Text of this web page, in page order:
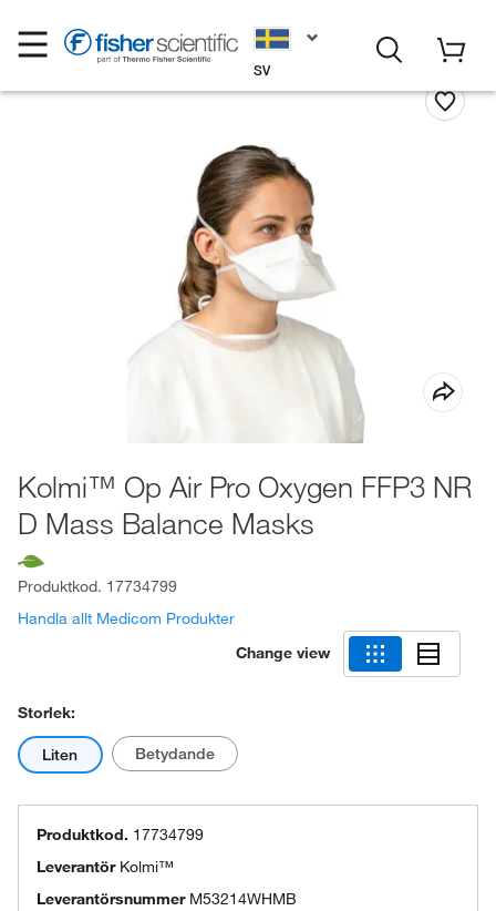
SV
Kolmi™ Op Air Pro Oxygen FFP3 NR
D Mass Balance Masks
Produktkod. 17734799
Handla allt Medicom Produkter
Change view
Storlek:
Liten Betydande
Produktkod. 17734799
Leverantör Kolmi™
Leverantörsnummer M53214WHMB